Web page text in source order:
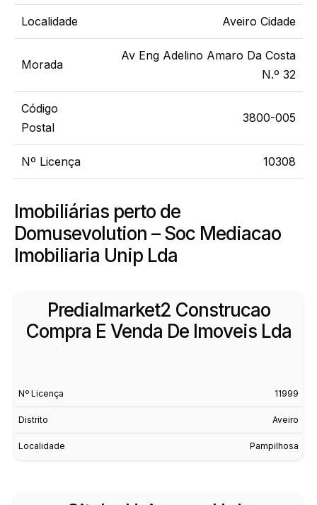
Localidade Aveiro Cidade
Morada
Av Eng Adelino Amaro Da Costa
N.º 32
Código
Postal
3800-005
Nº Licença 10308
Imobiliárias perto de
Domusevolution – Soc Mediacao
Imobiliaria Unip Lda
Predialmarket2 Construcao
Compra E Venda De Imoveis Lda
Nº Licença 11999
Distrito Aveiro
Localidade Pampilhosa